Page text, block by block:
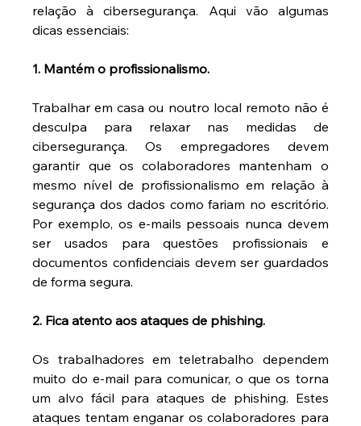
relação à cibersegurança. Aqui vão algumas
dicas essenciais:
1. Mantém o profissionalismo.
Trabalhar em casa ou noutro local remoto não é
desculpa para relaxar nas medidas de
cibersegurança. Os empregadores devem
garantir que os colaboradores mantenham o
mesmo nível de profissionalismo em relação à
segurança dos dados como fariam no escritório.
Por exemplo, os e-mails pessoais nunca devem
ser usados para questões profissionais e
documentos confidenciais devem ser guardados
de forma segura.
2. Fica atento aos ataques de phishing.
Os trabalhadores em teletrabalho dependem
muito do e-mail para comunicar, o que os torna
um alvo fácil para ataques de phishing. Estes
ataques tentam enganar os colaboradores para